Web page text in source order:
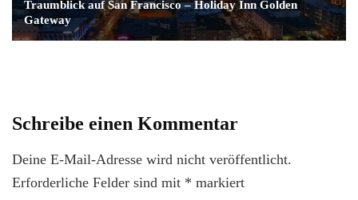
Traumblick auf San Francisco – Holiday Inn Golden
Gateway
Schreibe einen Kommentar
Deine E-Mail-Adresse wird nicht veröffentlicht.
Erforderliche Felder sind mit * markiert